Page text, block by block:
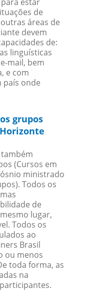
de
áreas de
devem
de:
linguísticas
mail, bem
e com
país onde
grupos
(Cursos em
ministrado
Todos os
de
lugar,
Todos os
ao
Brasil
ou menos
toda forma, as
na